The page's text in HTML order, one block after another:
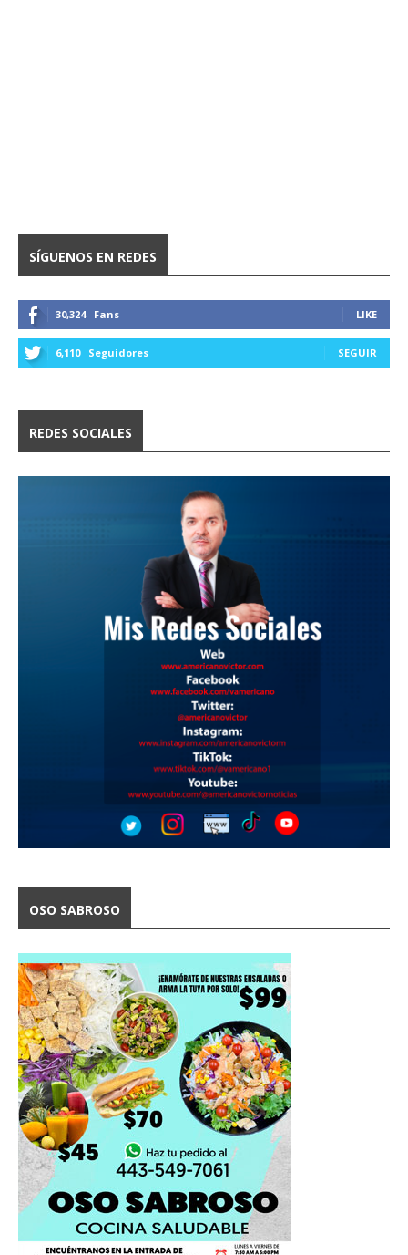
SÍGUENOS EN REDES
30,324 Fans LIKE
6,110 Seguidores SEGUIR
REDES SOCIALES
OSO SABROSO